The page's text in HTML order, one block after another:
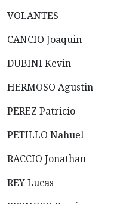
VOLANTES
CANCIO Joaquin
DUBINI Kevin
HERMOSO Agustin
PEREZ Patricio
PETILLO Nahuel
RACCIO Jonathan
REY Lucas